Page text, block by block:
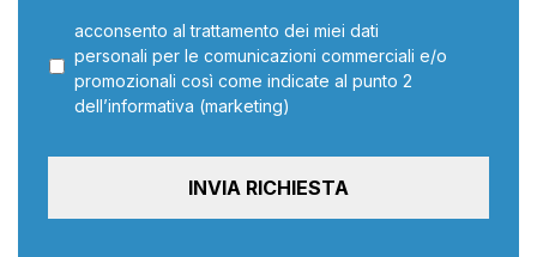
acconsento al trattamento dei miei dati
personali per le comunicazioni commerciali e/o
promozionali così come indicate al punto 2
dell’informativa (marketing)